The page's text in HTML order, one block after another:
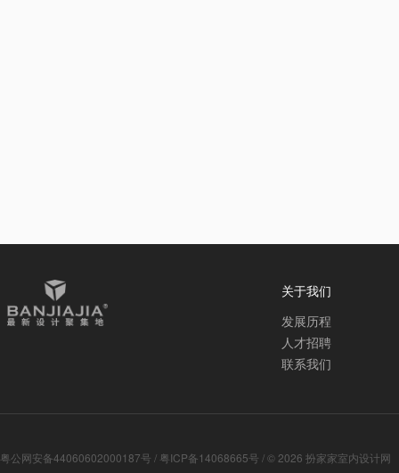
关于我们
发展历程
人才招聘
联系我们
粤公网安备44060602000187号 / 粤ICP备14068665号 / © 2026 扮家家室内设计网